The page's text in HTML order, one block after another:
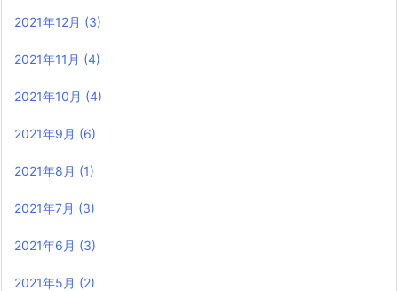
2021年12月 (3)
2021年11月 (4)
2021年10月 (4)
2021年9月 (6)
2021年8月 (1)
2021年7月 (3)
2021年6月 (3)
2021年5月 (2)